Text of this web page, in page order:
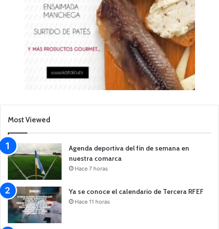
Most Viewed
Agenda deportiva del fin de semana en
nuestra comarca
Hace 7 horas
Ya se conoce el calendario de Tercera RFEF
Hace 11 horas